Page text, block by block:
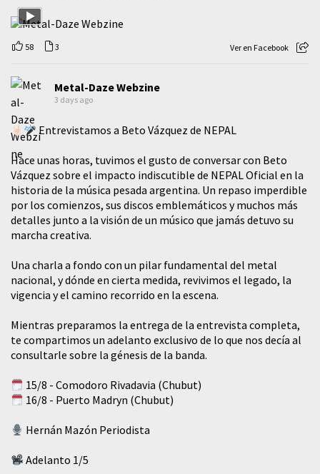
58 3 Ver en Facebook
Metal-Daze Webzine
3 days ago
Entrevistamos a Beto Vázquez de NEPAL
Hace unas horas, tuvimos el gusto de conversar con Beto
Vázquez sobre el impacto indiscutible de NEPAL Oficial en la
historia de la música pesada argentina. Un repaso imperdible
por los comienzos, sus discos emblemáticos y muchos más
detalles junto a la visión de un músico que jamás detuvo su
marcha creativa.
​Una charla a fondo con un pilar fundamental del metal
nacional, y dónde en cierta medida, revivimos el legado, la
vigencia y el camino recorrido en la escena.
Mientras preparamos la entrega de la entrevista completa,
te compartimos un adelanto exclusivo de lo que nos decía al
consultarle sobre la génesis de la banda.
15/8 - Comodoro Rivadavia (Chubut)
16/8 - Puerto Madryn (Chubut)
Hernán Mazón Periodista
Adelanto 1/5